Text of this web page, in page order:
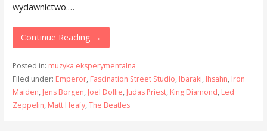
wydawnictwo.…
Continue Reading →
Posted in: muzyka eksperymentalna
Filed under: Emperor, Fascination Street Studio, Ibaraki, Ihsahn, Iron
Maiden, Jens Borgen, Joel Dollie, Judas Priest, King Diamond, Led
Zeppelin, Matt Heafy, The Beatles